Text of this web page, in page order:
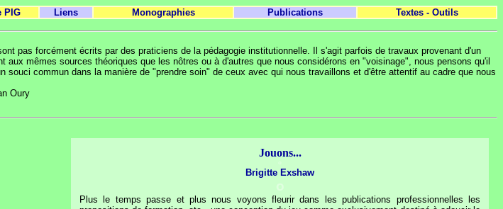
PIG Liens Monographies Publications Textes - Outils
pas forcément écrits par des praticiens de la pédagogie institutionnelle. Il s'agit parfois de travaux provenant d'un
mêmes sources théoriques que les nôtres ou à d'autres que nous considérons en "voisinage", nous pensons qu'il
commun dans la manière de "prendre soin" de ceux avec qui nous travaillons et d'être attentif au cadre que nous
Oury
Jouons...
Brigitte Exshaw
Plus le temps passe et plus nous voyons fleurir dans les publications professionnelles les